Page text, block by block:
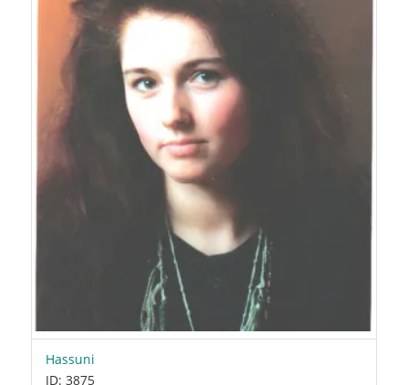
Hassuni
ID: 3875